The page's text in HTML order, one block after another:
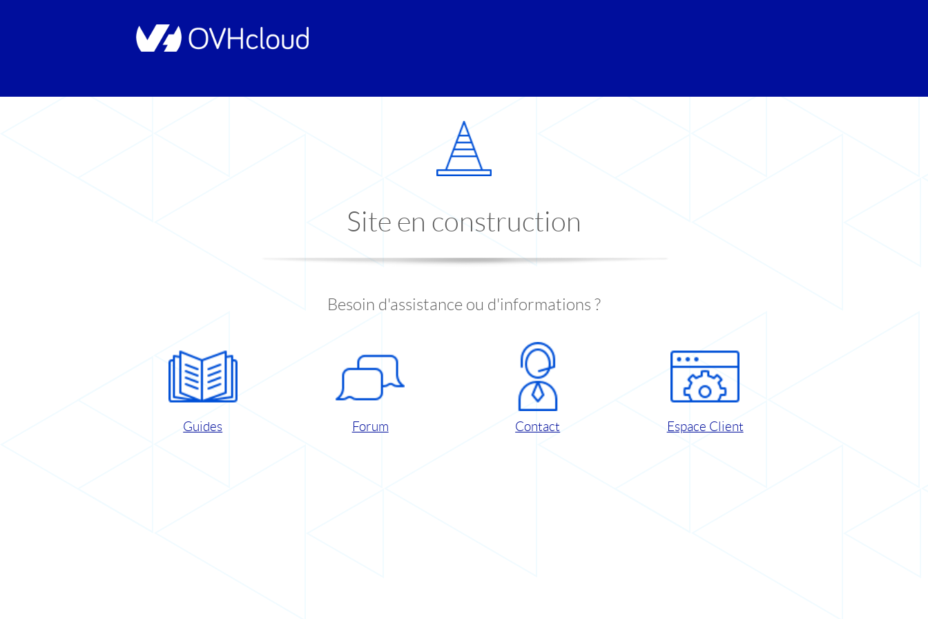
Site en construction
Besoin d'assistance ou d'informations ?
Guides Forum Contact Espace Client